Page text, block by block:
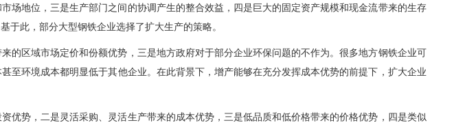
地位，三是生产部门之间的协调产生的整合效益，四是巨大的固定资产规模和现金流带来的生存
此，部分大型钢铁企业选择了扩大生产的策略。
区域市场定价和份额优势，三是地方政府对于部分企业环保问题的不作为。很多地方钢铁企业可
环境成本都明显低于其他企业。在此背景下，增产能够在充分发挥成本优势的前提下，扩大企业
势，二是灵活采购、灵活生产带来的成本优势，三是低品质和低价格带来的价格优势，四是类似